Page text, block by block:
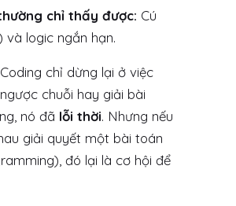
chỉ thấy được: Cú
và logic ngắn hạn.
chỉ dừng lại ở việc
chuỗi hay giải bài
nó đã lỗi thời. Nhưng nếu
giải quyết một bài toán
đó lại là cơ hội để